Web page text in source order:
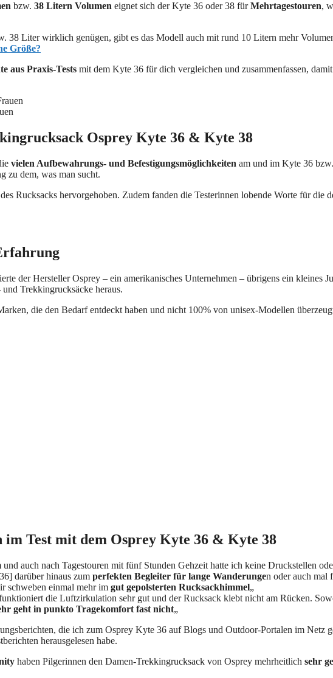
bzw. 38 Litern Volumen eignet sich der Kyte 36 oder 38 fürMehrtagestouren,
38 Liter wirklich genügen, gibt es das Modell auch mit rund 10 Litern mehr
Größe?
aus Praxis-Tests mit dem Kyte 36 für dich vergleichen und zusammenfassen,
Osprey Kyte 36 & Kyte 38
vielen Aufbewahrungs- und Befestigungsmöglichkeiten am und im Kyte 36
zu dem, was man sucht.
des Rucksacks hervorgehoben. Zudem fanden die Testerinnen lobende Worte für die
der Hersteller Osprey – ein amerikanisches Unternehmen – übrigens ein kleines
Trekkingrucksäcke heraus.
die den Bedarf entdeckt haben und nicht 100% von unisex-Modellen
Test mit dem Osprey Kyte 36 & Kyte 38
und auch nach Tagestouren mit fünf Stunden Gehzeit hatte ich keine Druckstellen
darüber hinaus zum perfekten Begleiter für lange Wanderungen oder auch mal
schweben einmal mehr im gut gepolsterten Rucksackhimmel„
die Luftzirkulation sehr gut und der Rucksack klebt nicht am Rücken.
geht in punkto Tragekomfort fast nicht„
die ich zum Osprey Kyte 36 auf Blogs und Outdoor-Portalen im Netz
herausgelesen habe.
haben Pilgerinnen den Damen-Trekkingrucksack von Osprey mehrheitlich sehr